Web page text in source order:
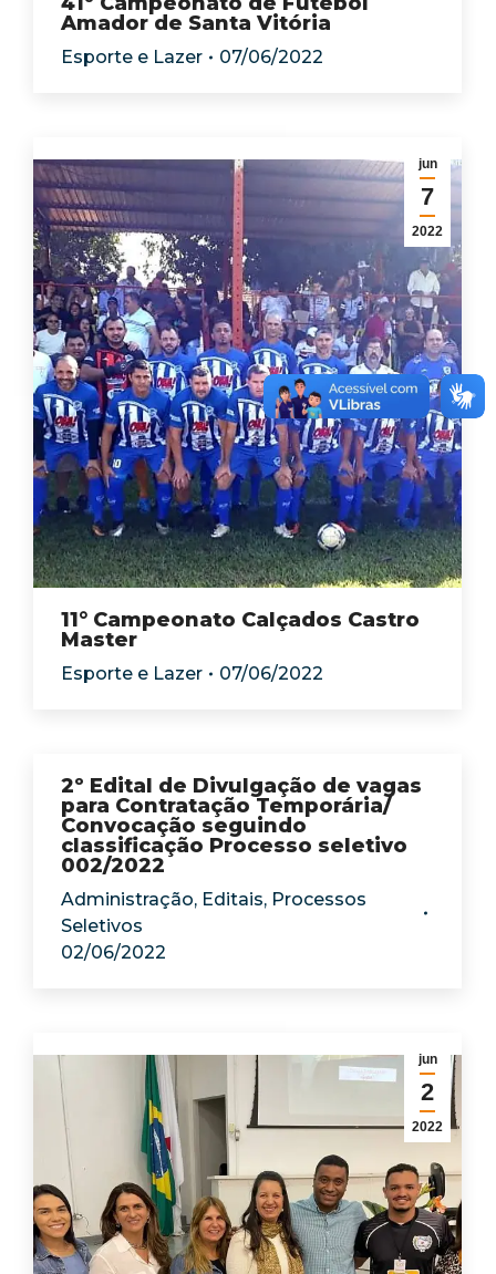
Amador de Santa Vitória
Esporte e Lazer 07/06/2022
jun
7
2022
11° Campeonato Calçados Castro
Master
Esporte e Lazer 07/06/2022
2º Edital de Divulgação de vagas
para Contratação Temporária/
Convocação seguindo
classificação Processo seletivo
002/2022
Administração, Editais, Processos
Seletivos
02/06/2022
jun
2
2022